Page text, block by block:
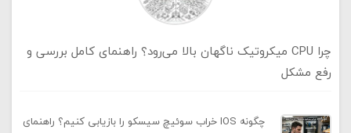
چرا CPU میکروتیک ناگهان بالا می‌رود؟ راهنمای کامل بررسی و
رفع مشکل
چگونه IOS خراب سوئیچ سیسکو را بازیابی کنیم؟ راهنمای